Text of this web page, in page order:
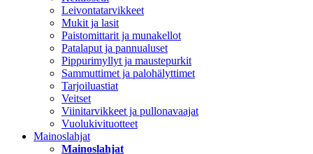
Leivontatarvikkeet
Mukit ja lasit
Paistomittarit ja munakellot
Patalaput ja pannualuset
Pippurimyllyt ja maustepurkit
Sammuttimet ja palohälyttimet
Tarjoiluastiat
Veitset
Viinitarvikkeet ja pullonavaajat
Vuolukivituotteet
Mainoslahjat
Mainoslahjat